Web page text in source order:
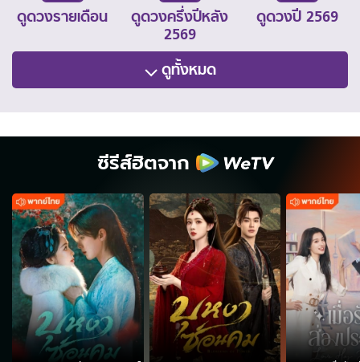
ดูดวงรายเดือน
ดูดวงครึ่งปีหลัง
2569
ดูดวงปี 2569
ดูทั้งหมด
ซีรีส์ฮิตจาก